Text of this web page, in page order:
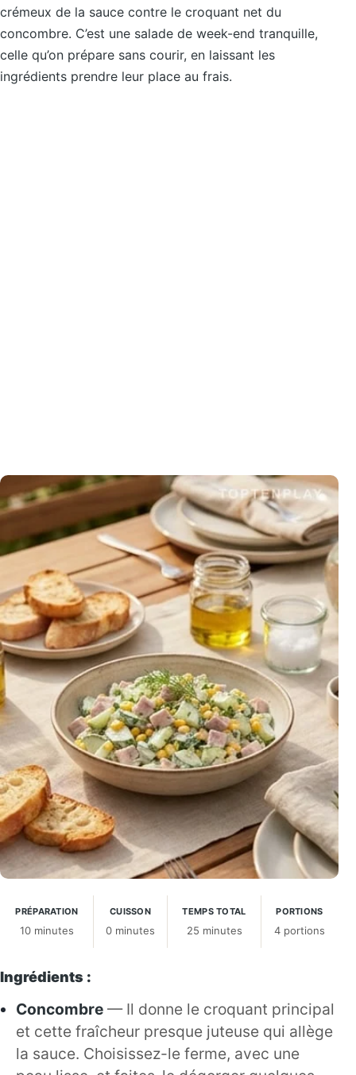
crémeux de la sauce contre le croquant net du
concombre. C’est une salade de week-end tranquille,
celle qu’on prépare sans courir, en laissant les
ingrédients prendre leur place au frais.
PRÉPARATION
10 minutes
CUISSON
0 minutes
TEMPS TOTAL
25 minutes
PORTIONS
4 portions
Ingrédients :
Concombre — Il donne le croquant principal
et cette fraîcheur presque juteuse qui allège
la sauce. Choisissez-le ferme, avec une